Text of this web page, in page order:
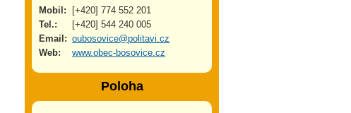
Mobil:
[+420] 774 552 201
Tel.:
[+420] 544 240 005
Email: oubosovice@politavi.cz
Web:
www.obec-bosovice.cz
Poloha